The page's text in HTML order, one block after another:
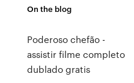
On the blog
Poderoso chefão -
assistir filme completo
dublado gratis